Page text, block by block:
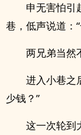
申无害怕引
巷，低声说道：
两兄弟当然
进入小巷之
少钱？”
这一次轮到